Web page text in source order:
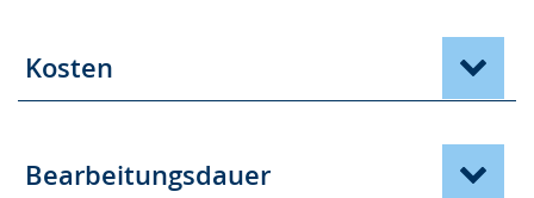
Kosten
Bearbeitungsdauer